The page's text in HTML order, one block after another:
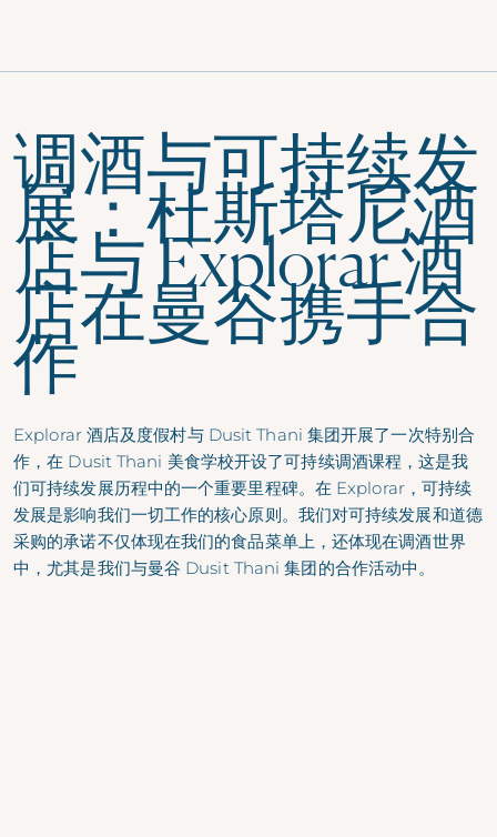
调酒与可持续发
展：杜斯塔尼酒
店与 Explorar 酒
店在曼谷携手合
作
Explorar 酒店及度假村与 Dusit Thani 集团开展了一次特别合
作，在 Dusit Thani 美食学校开设了可持续调酒课程，这是我
们可持续发展历程中的一个重要里程碑。在 Explorar，可持续
发展是影响我们一切工作的核心原则。我们对可持续发展和道德
采购的承诺不仅体现在我们的食品菜单上，还体现在调酒世界
中，尤其是我们与曼谷 Dusit Thani 集团的合作活动中。